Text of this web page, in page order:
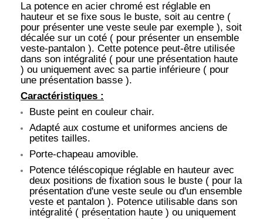
La potence en acier chromé est réglable en
hauteur et se fixe sous le buste, soit au centre (
pour présenter une veste seule par exemple ), soit
décalée sur un coté ( pour présenter un ensemble
veste-pantalon ). Cette potence peut-être utilisée
dans son intégralité ( pour une présentation haute
) ou uniquement avec sa partie inférieure ( pour
une présentation basse ).
Caractéristiques :
Buste peint en couleur chair.
Adapté aux costume et uniformes anciens de
petites tailles.
Porte-chapeau amovible.
Potence téléscopique réglable en hauteur avec
deux positions de fixation sous le buste ( pour la
présentation d'une veste seule ou d'un ensemble
veste et pantalon ). Potence utilisable dans son
intégralité ( présentation haute ) ou uniquement